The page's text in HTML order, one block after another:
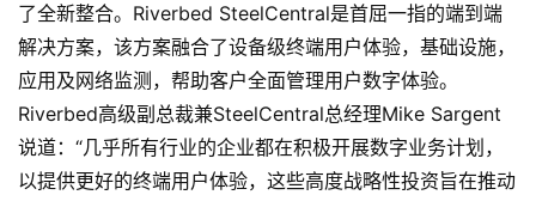
了全新整合。Riverbed SteelCentral是首屈一指的端到端
解决方案，该方案融合了设备级终端用户体验，基础设施，
应用及网络监测，帮助客户全面管理用户数字体验。
Riverbed高级副总裁兼SteelCentral总经理Mike Sargent
说道：“几乎所有行业的企业都在积极开展数字业务计划，
以提供更好的终端用户体验，这些高度战略性投资旨在推动